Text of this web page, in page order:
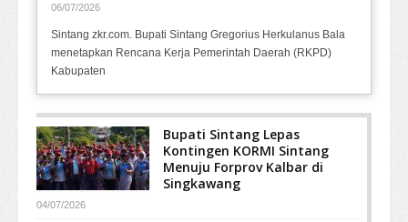
06/07/2026
Sintang zkr.com. Bupati Sintang Gregorius Herkulanus Bala
menetapkan Rencana Kerja Pemerintah Daerah (RKPD)
Kabupaten
Bupati Sintang Lepas
Kontingen KORMI Sintang
Menuju Forprov Kalbar di
Singkawang
04/07/2026